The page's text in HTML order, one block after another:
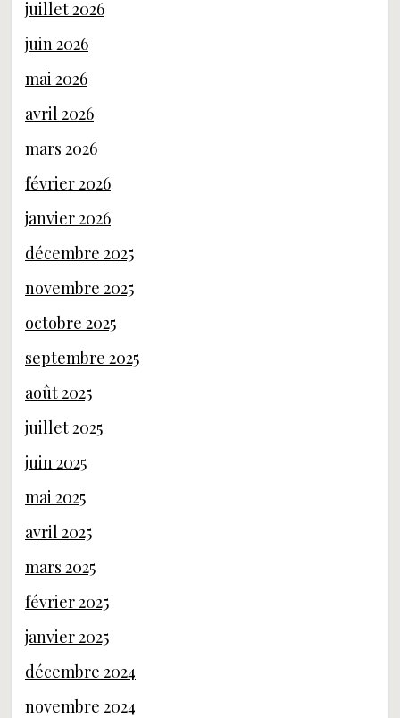
juillet 2026
juin 2026
mai 2026
avril 2026
mars 2026
février 2026
janvier 2026
décembre 2025
novembre 2025
octobre 2025
septembre 2025
août 2025
juillet 2025
juin 2025
mai 2025
avril 2025
mars 2025
février 2025
janvier 2025
décembre 2024
novembre 2024